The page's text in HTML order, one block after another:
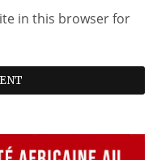
in this browser for